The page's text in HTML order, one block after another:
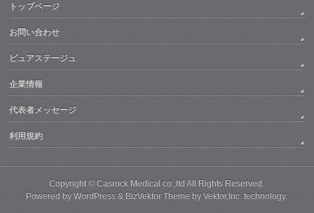
トップページ
お問い合わせ
ピュアステージュ
企業情報
代表者メッセージ
利用規約
Copyright ©Casrock Medical co.,ltd All Rights Reserved.
Powered byWordPress & BizVektor Theme byVektor,Inc. technology.